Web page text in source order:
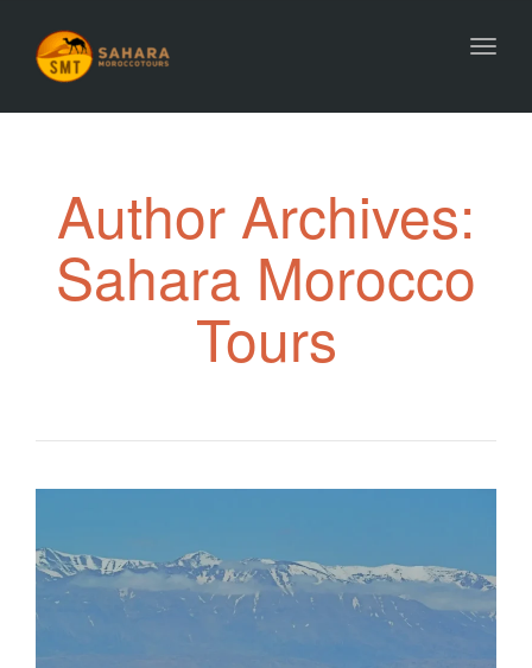
Author Archives:
Sahara Morocco
Tours